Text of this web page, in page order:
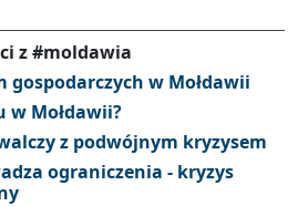
z #moldawia
gospodarczych w Mołdawii
w Mołdawii?
z podwójnym kryzysem
ograniczenia - kryzys